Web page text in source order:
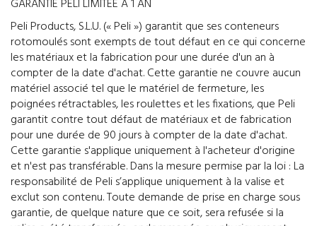
GARANTIE PELI LIMITÉE À 1 AN
Peli Products, S.L.U. (« Peli ») garantit que ses conteneurs
rotomoulés sont exempts de tout défaut en ce qui concerne
les matériaux et la fabrication pour une durée d'un an à
compter de la date d'achat. Cette garantie ne couvre aucun
matériel associé tel que le matériel de fermeture, les
poignées rétractables, les roulettes et les fixations, que Peli
garantit contre tout défaut de matériaux et de fabrication
pour une durée de 90 jours à compter de la date d'achat.
Cette garantie s'applique uniquement à l'acheteur d'origine
et n'est pas transférable. Dans la mesure permise par la loi : La
responsabilité de Peli s’applique uniquement à la valise et
exclut son contenu. Toute demande de prise en charge sous
garantie, de quelque nature que ce soit, sera refusée si la